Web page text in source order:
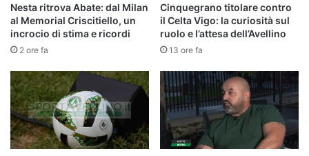
Nesta ritrova Abate: dal Milan
al Memorial Criscitiello, un
incrocio di stima e ricordi
2 ore fa
Cinquegrano titolare contro
il Celta Vigo: la curiosità sul
ruolo e l’attesa dell’Avellino
13 ore fa